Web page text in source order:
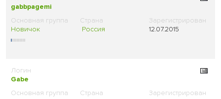
gabbpagemi
Новичок Россия 12.07.2015
Gabe